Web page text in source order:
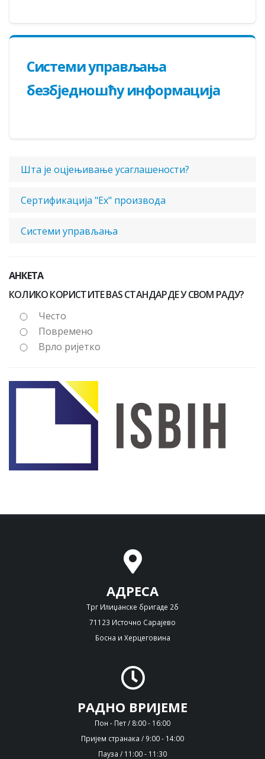
Системи управљања
безбједношћу информација
Шта је оцјењивање усаглашености?
Сертификација "Ex" производа
Системи управљања
АНКЕТА
КОЛИКО КОРИСТИТЕ BAS СТАНДАРДЕ У СВОМ РАДУ?
Често
Повремено
Врло ријетко
АДРЕСА
Трг Илиџанске бригаде 2б
71123 Источно Сарајево
Босна и Херцеговина
РАДНО ВРИЈЕМЕ
Пон - Пет / 8:00 - 16:00
Пријем странака / 9:00 - 14:00
Пауза / 11:00 - 11:30